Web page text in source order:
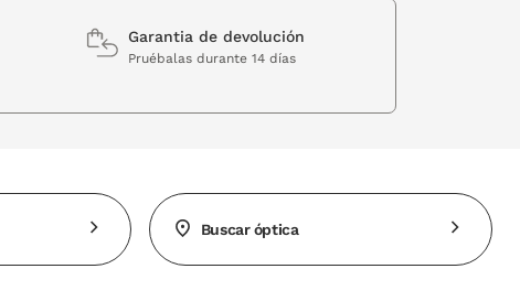
Garantia de devolución
Pruébalas durante 14 días
Buscar óptica